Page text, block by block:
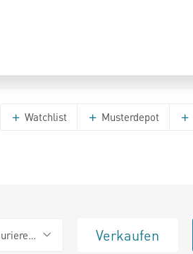
Watchlist Musterdepot
Verkaufen